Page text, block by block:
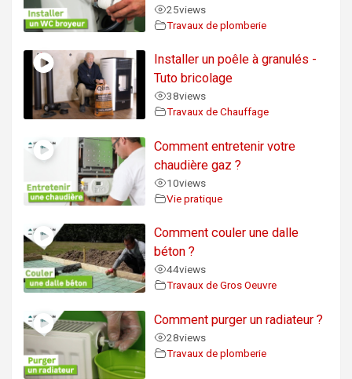
25views
Travaux de plomberie
Installer un poêle à granulés -
Tuto bricolage
38views
Travaux de Chauffage
Comment entretenir votre
chaudière gaz ?
10views
Vie pratique
Comment couler une dalle
béton ?
44views
Travaux de Gros Oeuvre
Comment purger un radiateur ?
28views
Travaux de plomberie